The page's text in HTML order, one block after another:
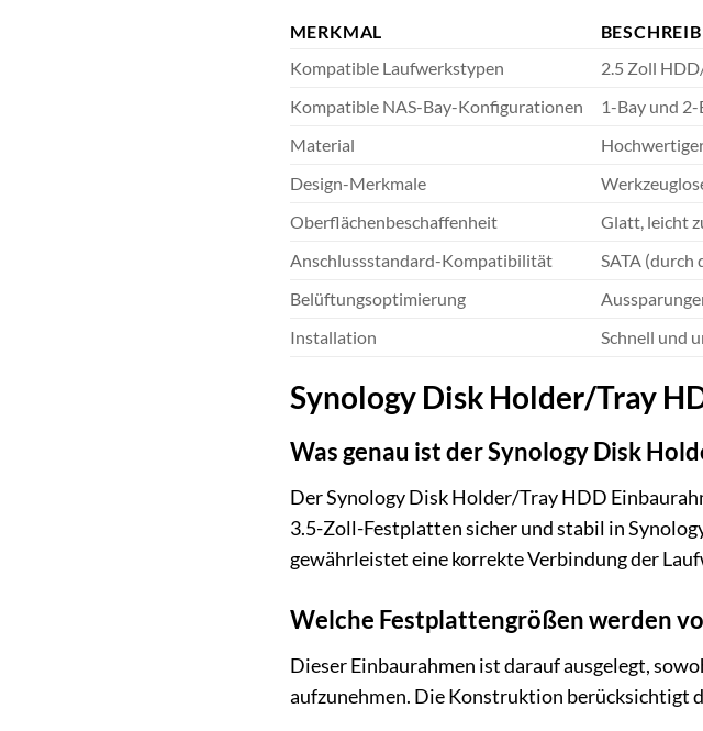
MERKMAL
Kompatible Laufwerkstypen
2.5 Zoll
Kompatible NAS-Bay-Konfigurationen
1-Bay und 2-
Material
Design-Merkmale
Oberflächenbeschaffenheit
Glatt, leicht
Anschlussstandard-Kompatibilität
SATA (durch
Belüftungsoptimierung
Installation
Schnell und
Synology Disk Holder/Tray
Was genau ist der Synology Disk
Der Synology Disk Holder/Tray HDD
3.5-Zoll-Festplatten sicher und stabil in
gewährleistet eine korrekte Verbindung der
Welche Festplattengrößen werden
Dieser Einbaurahmen ist darauf ausgelegt,
aufzunehmen. Die Konstruktion berücksichtigt